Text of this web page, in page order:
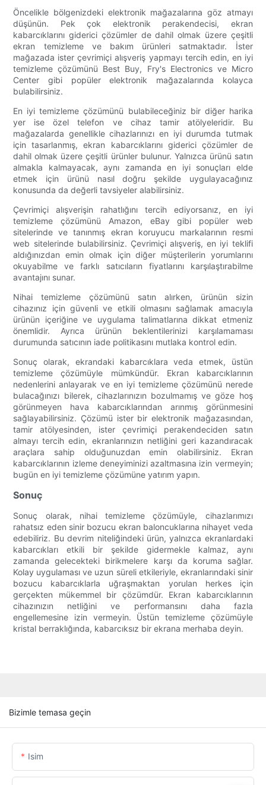
Öncelikle bölgenizdeki elektronik mağazalarına göz atmayı
düşünün. Pek çok elektronik perakendecisi, ekran
kabarcıklarını giderici çözümler de dahil olmak üzere çeşitli
ekran temizleme ve bakım ürünleri satmaktadır. İster
mağazada ister çevrimiçi alışveriş yapmayı tercih edin, en iyi
temizleme çözümünü Best Buy, Fry's Electronics ve Micro
Center gibi popüler elektronik mağazalarında kolayca
bulabilirsiniz.
En iyi temizleme çözümünü bulabileceğiniz bir diğer harika
yer ise özel telefon ve cihaz tamir atölyeleridir. Bu
mağazalarda genellikle cihazlarınızı en iyi durumda tutmak
için tasarlanmış, ekran kabarcıklarını giderici çözümler de
dahil olmak üzere çeşitli ürünler bulunur. Yalnızca ürünü satın
almakla kalmayacak, aynı zamanda en iyi sonuçları elde
etmek için ürünü nasıl doğru şekilde uygulayacağınız
konusunda da değerli tavsiyeler alabilirsiniz.
Çevrimiçi alışverişin rahatlığını tercih ediyorsanız, en iyi
temizleme çözümünü Amazon, eBay gibi popüler web
sitelerinde ve tanınmış ekran koruyucu markalarının resmi
web sitelerinde bulabilirsiniz. Çevrimiçi alışveriş, en iyi teklifi
aldığınızdan emin olmak için diğer müşterilerin yorumlarını
okuyabilme ve farklı satıcıların fiyatlarını karşılaştırabilme
avantajını sunar.
Nihai temizleme çözümünü satın alırken, ürünün sizin
cihazınız için güvenli ve etkili olmasını sağlamak amacıyla
ürünün içeriğine ve uygulama talimatlarına dikkat etmeniz
önemlidir. Ayrıca ürünün beklentilerinizi karşılamaması
durumunda satıcının iade politikasını mutlaka kontrol edin.
Sonuç olarak, ekrandaki kabarcıklara veda etmek, üstün
temizleme çözümüyle mümkündür. Ekran kabarcıklarının
nedenlerini anlayarak ve en iyi temizleme çözümünü nerede
bulacağınızı bilerek, cihazlarınızın bozulmamış ve göze hoş
görünmeyen hava kabarcıklarından arınmış görünmesini
sağlayabilirsiniz. Çözümü ister bir elektronik mağazasından,
tamir atölyesinden, ister çevrimiçi perakendeciden satın
almayı tercih edin, ekranlarınızın netliğini geri kazandıracak
araçlara sahip olduğunuzdan emin olabilirsiniz. Ekran
kabarcıklarının izleme deneyiminizi azaltmasına izin vermeyin;
bugün en iyi temizleme çözümüne yatırım yapın.
Sonuç
Sonuç olarak, nihai temizleme çözümüyle, cihazlarımızı
rahatsız eden sinir bozucu ekran baloncuklarına nihayet veda
edebiliriz. Bu devrim niteliğindeki ürün, yalnızca ekranlardaki
kabarcıkları etkili bir şekilde gidermekle kalmaz, aynı
zamanda gelecekteki birikmelere karşı da koruma sağlar.
Kolay uygulaması ve uzun süreli etkileriyle, ekranlarındaki sinir
bozucu kabarcıklarla uğraşmaktan yorulan herkes için
gerçekten mükemmel bir çözümdür. Ekran kabarcıklarının
cihazınızın netliğini ve performansını daha fazla
engellemesine izin vermeyin. Üstün temizleme çözümüyle
kristal berraklığında, kabarcıksız bir ekrana merhaba deyin.
Bizimle temasa geçin
Isim